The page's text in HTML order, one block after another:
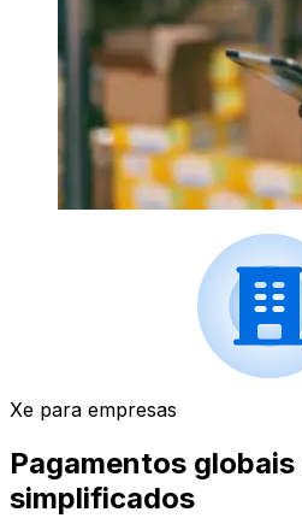
Xe para empresas
Pagamentos
simplificados